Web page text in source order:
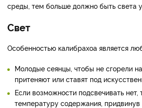
среды, тем больше должно быть света
Свет
Особенностью калибрахоа является
Молодые сеянцы, чтобы не сгорели
притеняют или ставят под
Если возможности подсвечивать нет,
температуру содержания,